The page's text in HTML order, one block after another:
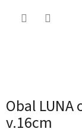
Obal
v.16cm